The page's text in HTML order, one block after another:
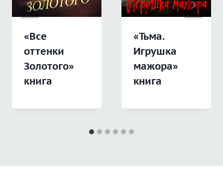
«Все
оттенки
Золотого»
книга
«Тьма.
Игрушка
мажора»
книга